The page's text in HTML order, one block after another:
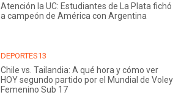
Atención la UC: Estudiantes de La Plata fichó
a campeón de América con Argentina
DEPORTES13
Chile vs. Tailandia: A qué hora y cómo ver
HOY segundo partido por el Mundial de Voley
Femenino Sub 17